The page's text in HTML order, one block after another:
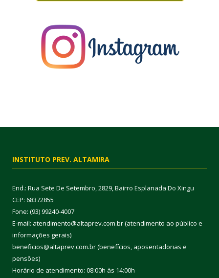
INSTITUTO PREV. ALTAMIRA
End.: Rua Sete De Setembro, 2829, Bairro Esplanada Do Xingu
CEP: 68372855
Fone: (93) 99240-4007
E-mail: atendimento@altaprev.com.br (atendimento ao público e
informações gerais)
beneficios@altaprev.com.br (benefícios, aposentadorias e
pensões)
Horário de atendimento: 08:00h às 14:00h